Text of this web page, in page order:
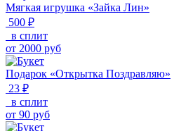
Мягкая игрушка «Зайка Лин»
500 ₽
в сплит
от 2000 руб
Подарок «Открытка Поздравляю»
23 ₽
в сплит
от 90 руб